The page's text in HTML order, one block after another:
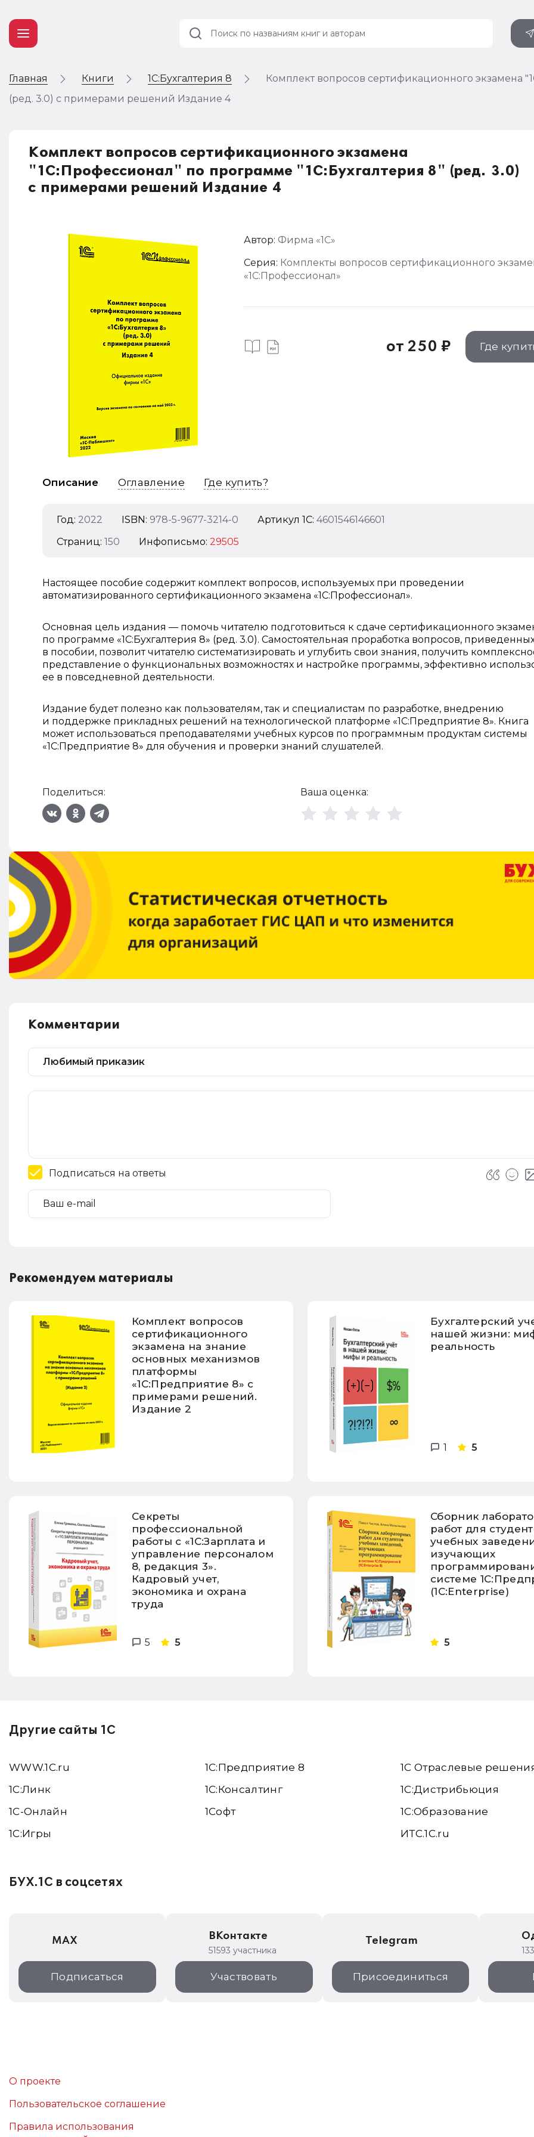
Главная Книги 1С:Бухгалтерия 8
Комплект вопросов сертификационного экзамена
(ред. 3.0) с примерами решений Издание 4
Комплект вопросов сертификационного экзамена
"1С:Профессионал" по программе "1С:Бухгалтерия 8" (ред. 3.0)
с примерами решений Издание 4
Автор: Фирма «1С»
Серия: Комплекты вопросов сертификационного
«1С:Профессионал»
от 250 ₽ Где
Описание Оглавление Где купить?
Год: 2022 ISBN: 978-5-9677-3214-0 Артикул 1C: 4601546146601
Страниц: 150 Инфописьмо: 29505
Настоящее пособие содержит комплект вопросов, используемых при проведении
автоматизированного сертификационного экзамена «1С:Профессионал».
Основная цель издания — помочь читателю подготовиться к сдаче сертификационного
по программе «1С:Бухгалтерия 8» (ред. 3.0). Самостоятельная проработка вопросов,
в пособии, позволит читателю систематизировать и углубить свои знания, получить
представление о функциональных возможностях и настройке программы, эффективно
ее в повседневной деятельности.
Издание будет полезно как пользователям, так и специалистам по разработке, внедрению
и поддержке прикладных решений на технологической платформе «1С:Предприятие 8». Книга
может использоваться преподавателями учебных курсов по программным продуктам системы
«1С:Предприятие 8» для обучения и проверки знаний слушателей.
Поделиться: Ваша оценка:
Комментарии
Подписаться на ответы
Рекомендуем материалы
Комплект вопросов
сертификационного
экзамена на знание
основных механизмов
платформы
«1С:Предприятие 8» с
примерами решений.
Издание 2
Бухгалтерский
нашей жизни:
реальность
1 5
Секреты
профессиональной
работы с «1С:Зарплата и
управление персоналом
8, редакция 3».
Кадровый учет,
экономика и охрана
труда
5 5
Сборник
работ для
учебных
изучающих
системе
(1С:Enterprise)
5
Другие сайты 1С
WWW.1С.ru
1С:Линк
1С-Онлайн
1C:Игры
1С:Предприятие 8
1С:Консалтинг
1Софт
1С Отраслевые
1С:Дистрибьюция
1С:Образование
ИТС.1C.ru
БУХ.1С в соцсетях
MAX
Подписаться
ВКонтакте
51593 участника
Участвовать
Telegram
Присоединиться
О проекте
Пользовательское соглашение
Правила использования
Учет и
налогообложение